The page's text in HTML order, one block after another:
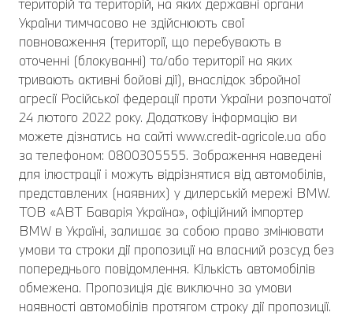
територій та територій, на яких державні органи
України тимчасово не здійснюють свої
повноваження (території, що перебувають в
оточенні (блокуванні) та/або території на яких
тривають активні бойові дії), внаслідок збройної
агресії Російської федерації проти України розпочатої
24 лютого 2022 року. Додаткову інформацію ви
можете дізнатись на сайті www.credit-agricole.ua або
за телефоном: 0800305555. Зображення наведені
для ілюстрації і можуть відрізнятися від автомобілів,
представлених (наявних) у дилерській мережі BMW.
ТОВ «АВТ Баварія Україна», офіційний імпортер
BMW в Україні, залишає за собою право змінювати
умови та строки дії пропозиції на власний розсуд без
попереднього повідомлення. Кількість автомобілів
обмежена. Пропозиція діє виключно за умови
наявності автомобілів протягом строку дії пропозиції.